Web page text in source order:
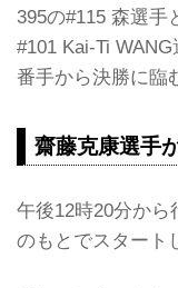
395の#115 森選手
#101 Kai-Ti
番手から決勝に臨
齋藤克康選手
午後12時20分か
のもとでスタート